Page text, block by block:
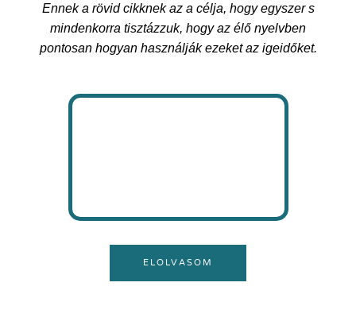
Ennek a rövid cikknek az a célja, hogy egyszer s
mindenkorra tisztázzuk, hogy az élő nyelvben
pontosan hogyan használják ezeket az igeidőket.
ELOLVASOM